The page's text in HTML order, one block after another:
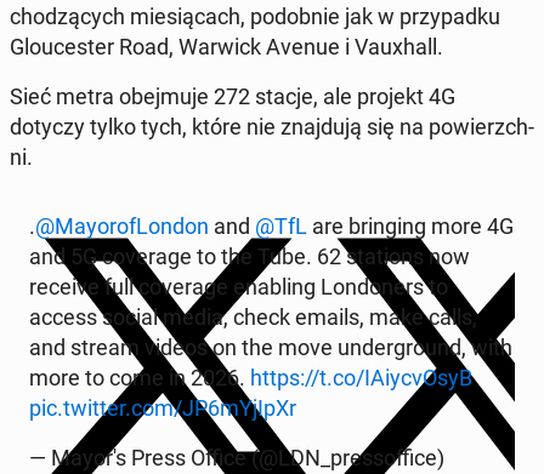
cho­dzą­cych mie­sią­cach, po­dob­nie jak w przy­pad­ku
Glo­uce­ster Road, Warwick Avenue i Vau­xhall.
Sieć metra obej­mu­je 272 stacje, ale projekt 4G
dotyczy tylko tych, które nie znaj­du­ją się na po­wierzch­
ni.
.@May­oro­fLon­don and @TfL are brin­ging more 4G
and 5G co­ve­ra­ge to the Tube. 62 sta­tions now
receive full co­ve­ra­ge ena­bling Lon­do­ners to
access social media, check emails, make calls,
and stream videos on the move un­der­gro­und, with
more to come in 2026. https://t.co/IA­iy­cvO­syB
pic.twitter.com/JP6mYjIpXr
— Mayor's Press Office (@LDN_pres­sof­fi­ce)